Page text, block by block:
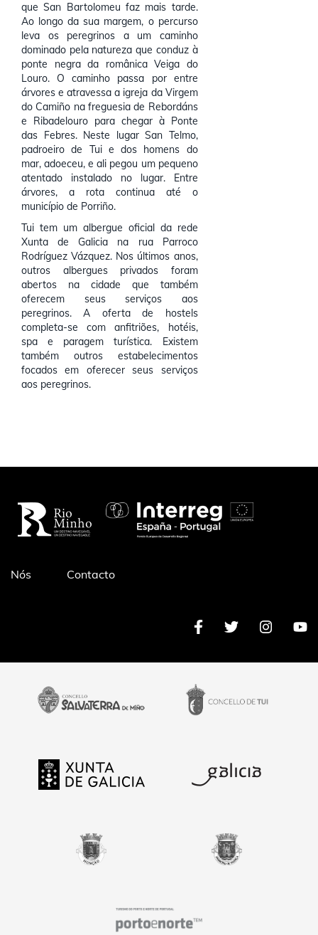
que San Bartolomeu faz mais tarde.
Ao longo da sua margem, o percurso
leva os peregrinos a um caminho
dominado pela natureza que conduz à
ponte negra da românica Veiga do
Louro. O caminho passa por entre
árvores e atravessa a igreja da Virgem
do Camiño na freguesia de Rebordáns
e Ribadelouro para chegar à Ponte
das Febres. Neste lugar San Telmo,
padroeiro de Tui e dos homens do
mar, adoeceu, e ali pegou um pequeno
atentado instalado no lugar. Entre
árvores, a rota continua até o
município de Porriño.
Tui tem um albergue oficial da rede
Xunta de Galicia na rua Parroco
Rodríguez Vázquez. Nos últimos anos,
outros albergues privados foram
abertos na cidade que também
oferecem seus serviços aos
peregrinos. A oferta de hostels
completa-se com anfitriões, hotéis,
spa e paragem turística. Existem
também outros estabelecimentos
focados em oferecer seus serviços
aos peregrinos.
Pé
Nós Contacto